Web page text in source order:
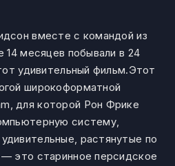
вместе с командой из
14 месяцев побывали в 24
удивительный фильм.Этот
широкоформатной
для которой Рон Фрике
систему,
растянутые по
это старинное персидское